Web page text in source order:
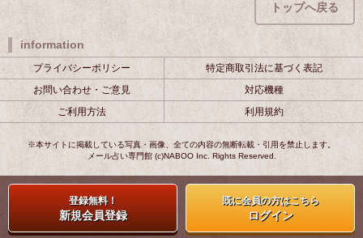
トップへ戻る
information
プライバシーポリシー
特定商取引法に基づく表記
お問い合わせ・ご意見
対応機種
ご利用方法
利用規約
※本サイトに掲載している写真・画像、全ての内容の無断転載・引用を禁止します。
メール占い専門館 (c)NABOO Inc. Rights Reserved.
登録無料！
新規会員登録
既に会員の方はこちら
ログイン